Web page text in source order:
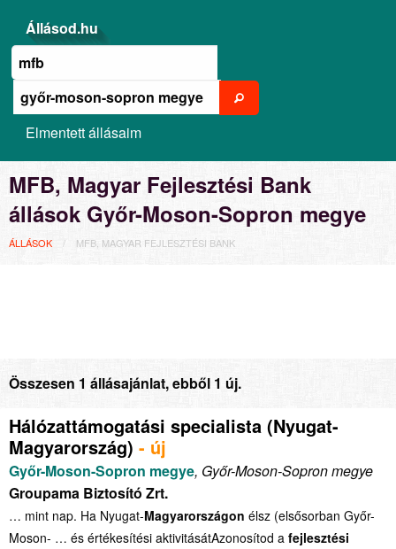
Állásod.hu
Elmentett állásaim
MFB, Magyar Fejlesztési Bank
állások Győr-Moson-Sopron megye
ÁLLÁSOK MFB, MAGYAR FEJLESZTÉSI BANK
Összesen 1 állásajánlat, ebből 1 új.
Hálózattámogatási specialista (Nyugat-
Magyarország) - új
Győr-Moson-Sopron megye, Győr-Moson-Sopron megye
Groupama Biztosító Zrt.
… mint nap. Ha Nyugat-Magyarországon élsz (elsősorban Győr-
Moson- … és értékesítési aktivitásátAzonosítod a fejlesztési